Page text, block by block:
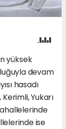
yüksek
devam
hasadı
Yukarı
ise